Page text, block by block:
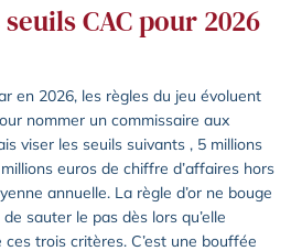
CAC pour 2026
en 2026, les règles du jeu évoluent
nommer un commissaire aux
viser les seuils suivants , 5 millions
euros de chiffre d’affaires hors
annuelle. La règle d’or ne bouge
sauter le pas dès lors qu’elle
trois critères. C’est une bouffée